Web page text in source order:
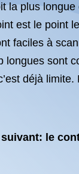
la plus
est le point
faciles à
longues sont
déjà limite.
le